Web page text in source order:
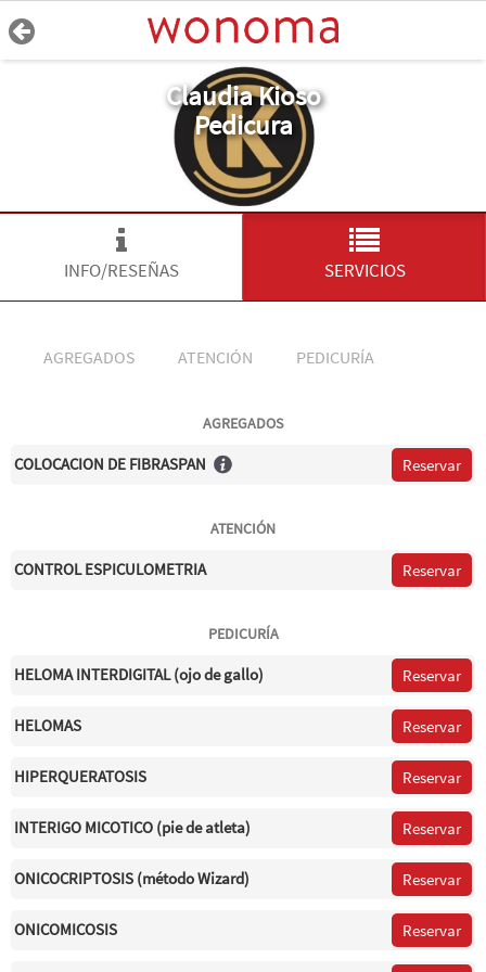
Claudia Kioso
Pedicura
INFO/RESEÑAS SERVICIOS
AGREGADOS ATENCIÓN PEDICURÍA
AGREGADOS
COLOCACION DE FIBRASPAN Reservar
ATENCIÓN
CONTROL ESPICULOMETRIA Reservar
PEDICURÍA
HELOMA INTERDIGITAL (ojo de gallo) Reservar
HELOMAS Reservar
HIPERQUERATOSIS Reservar
INTERIGO MICOTICO (pie de atleta) Reservar
ONICOCRIPTOSIS (método Wizard) Reservar
ONICOMICOSIS Reservar